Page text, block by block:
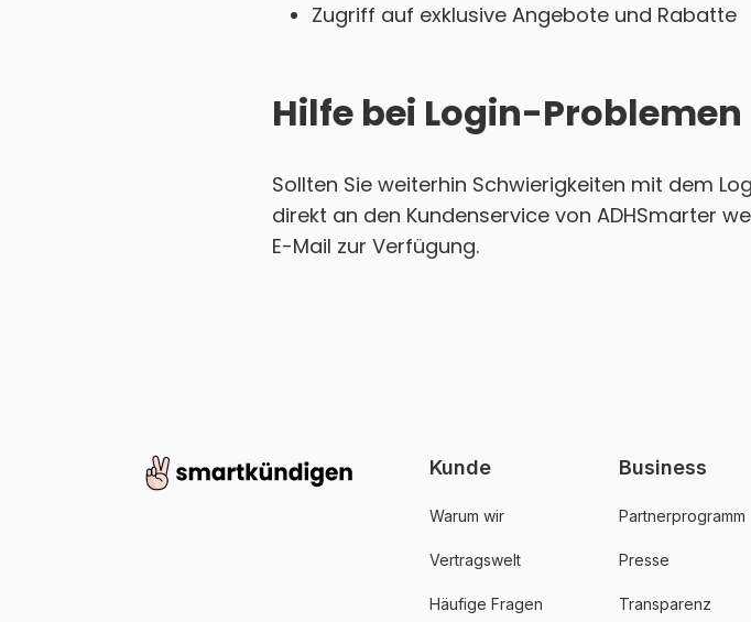
Zugriff auf exklusive Angebote und Rabatte
Hilfe bei Login-Problemen
Sollten Sie weiterhin Schwierigkeiten mit dem
direkt an den Kundenservice von ADHSmarter
E-Mail zur Verfügung.
Kunde
Warum wir
Vertragswelt
Häufige Fragen
Business
Partnerprogramm
Presse
Transparenz